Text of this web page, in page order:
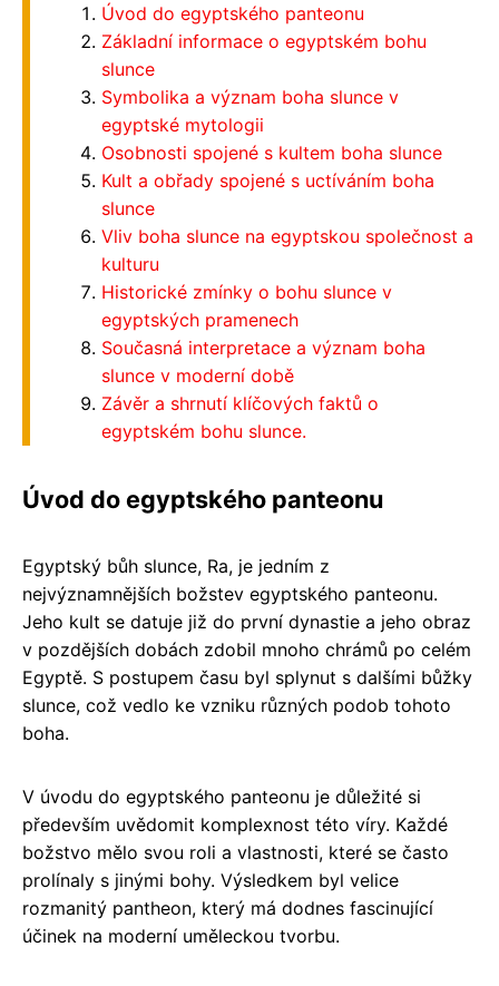
Úvod do egyptského panteonu
Základní informace o egyptském bohu
slunce
Symbolika a význam boha slunce v
egyptské mytologii
Osobnosti spojené s kultem boha slunce
Kult a obřady spojené s uctíváním boha
slunce
Vliv boha slunce na egyptskou společnost a
kulturu
Historické zmínky o bohu slunce v
egyptských pramenech
Současná interpretace a význam boha
slunce v moderní době
Závěr a shrnutí klíčových faktů o
egyptském bohu slunce.
Úvod do egyptského panteonu
Egyptský bůh slunce, Ra, je jedním z
nejvýznamnějších božstev egyptského panteonu.
Jeho kult se datuje již do první dynastie a jeho obraz
v pozdějších dobách zdobil mnoho chrámů po celém
Egyptě. S postupem času byl splynut s dalšími bůžky
slunce, což vedlo ke vzniku různých podob tohoto
boha.
V úvodu do egyptského panteonu je důležité si
především uvědomit komplexnost této víry. Každé
božstvo mělo svou roli a vlastnosti, které se často
prolínaly s jinými bohy. Výsledkem byl velice
rozmanitý pantheon, který má dodnes fascinující
účinek na moderní uměleckou tvorbu.